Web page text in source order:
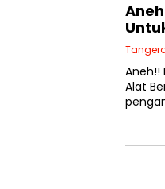
Aneh!!
Alat